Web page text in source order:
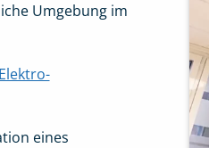
Umgebung im
eines